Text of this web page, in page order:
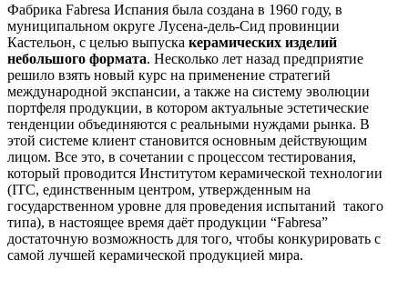
Фабрика Fabresa Испания была создана в 1960 году, в
муниципальном округе Лусена-дель-Сид провинции
Кастельон, с целью выпуска керамических изделий
небольшого формата. Несколько лет назад предприятие
решило взять новый курс на применение стратегий
международной экспансии, а также на систему эволюции
портфеля продукции, в котором актуальные эстетические
тенденции объединяются с реальными нуждами рынка. В
этой системе клиент становится основным действующим
лицом. Все это, в сочетании с процессом тестирования,
который проводится Институтом керамической технологии
(ITC, единственным центром, утвержденным на
государственном уровне для проведения испытаний такого
типа), в настоящее время даёт продукции “Fabresa”
достаточную возможность для того, чтобы конкурировать с
самой лучшей керамической продукцией мира.